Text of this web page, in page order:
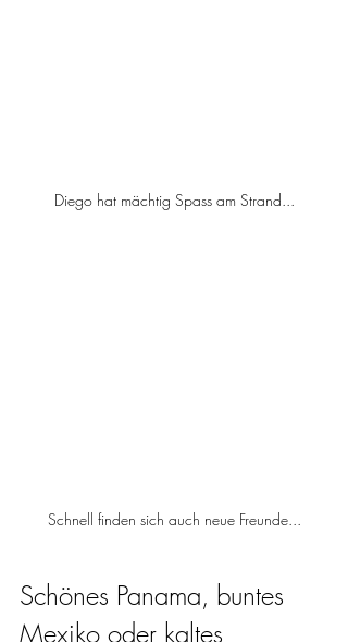
Diego hat mächtig Spass am Strand...
Schnell finden sich auch neue Freunde...
Schönes Panama, buntes
Mexiko oder kaltes